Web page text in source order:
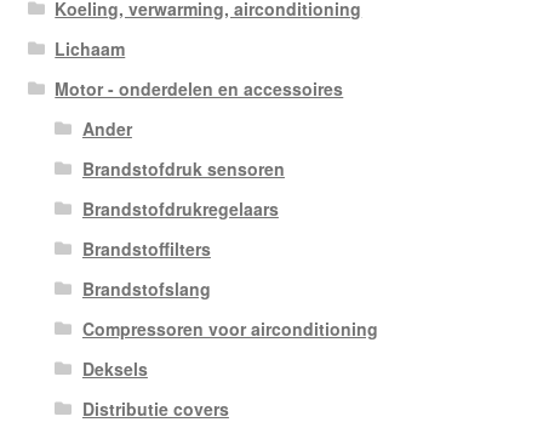
Koeling, verwarming, airconditioning
Lichaam
Motor - onderdelen en accessoires
Ander
Brandstofdruk sensoren
Brandstofdrukregelaars
Brandstoffilters
Brandstofslang
Compressoren voor airconditioning
Deksels
Distributie covers